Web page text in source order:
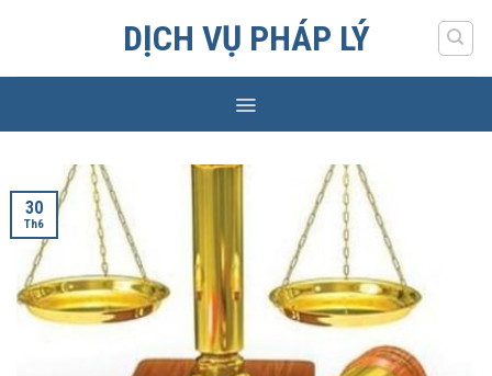
DỊCH VỤ PHÁP LÝ
30
Th6